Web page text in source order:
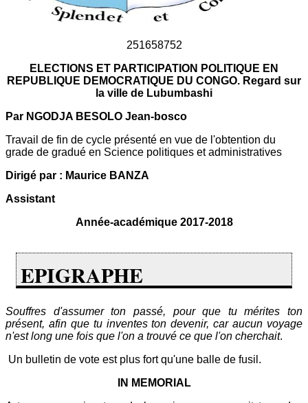
251658752
ELECTIONS ET PARTICIPATION POLITIQUE EN
REPUBLIQUE DEMOCRATIQUE DU CONGO. Regard sur
la ville de Lubumbashi
Par NGODJA BESOLO Jean-bosco
Travail de fin de cycle présenté en vue de l'obtention du
grade de gradué en Science politiques et administratives
Dirigé par : Maurice BANZA
Assistant
Année-académique 2017-2018
EPIGRAPHE
Souffres d'assumer ton passé, pour que tu mérites ton
présent, afin que tu inventes ton devenir, car aucun voyage
n'est long une fois que l'on a trouvé ce que l'on cherchait.
Un bulletin de vote est plus fort qu'une balle de fusil.
IN MEMORIAL